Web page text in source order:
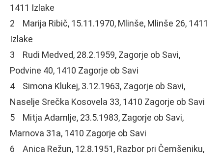
1411 Izlake
2 Marija Ribič, 15.11.1970, Mlinše, Mlinše 26, 1411
Izlake
3 Rudi Medved, 28.2.1959, Zagorje ob Savi,
Podvine 40, 1410 Zagorje ob Savi
4 Simona Klukej, 3.12.1963, Zagorje ob Savi,
Naselje Srečka Kosovela 33, 1410 Zagorje ob Savi
5 Mitja Adamlje, 23.5.1983, Zagorje ob Savi,
Marnova 31a, 1410 Zagorje ob Savi
6 Anica Režun, 12.8.1951, Razbor pri Čemšeniku,